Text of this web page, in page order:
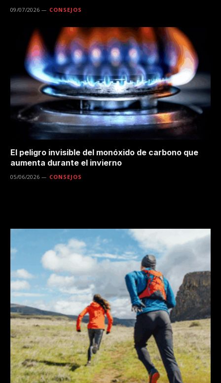
09/07/2026 CONSEJOS
El peligro invisible del monóxido de carbono que
aumenta durante el invierno
05/06/2026 CONSEJOS